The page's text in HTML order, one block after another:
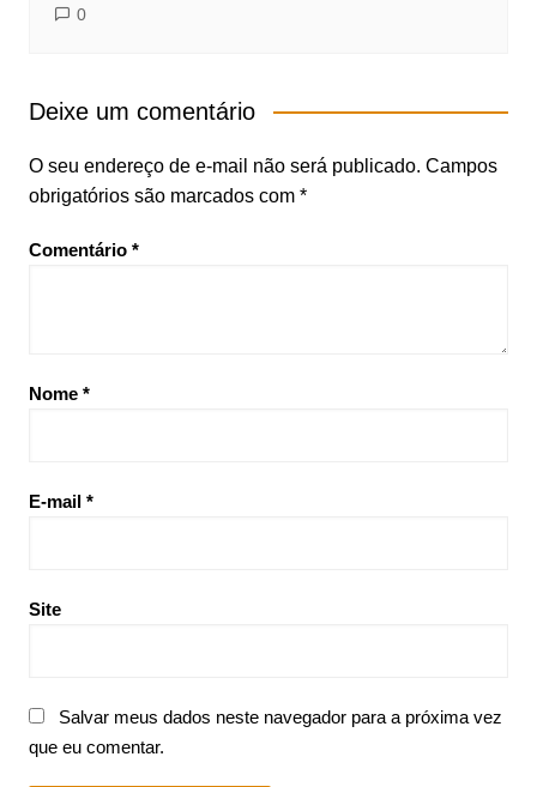
0
Deixe um comentário
O seu endereço de e-mail não será publicado. Campos
obrigatórios são marcados com *
Comentário *
Nome *
E-mail *
Site
Salvar meus dados neste navegador para a próxima vez
que eu comentar.